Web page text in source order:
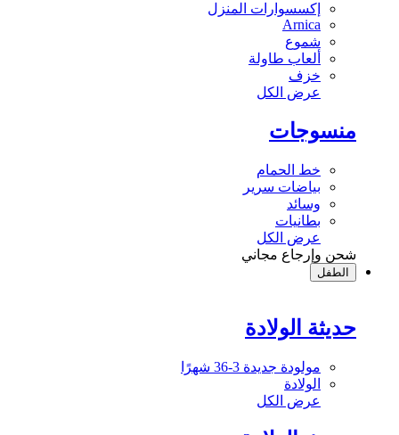
إكسسوارات المنزل
Arnica
شموع
ألعاب طاولة
خزف
عرض الكل
منسوجات
خط الحمام
بياضات سرير
وسائد
بطانيات
عرض الكل
شحن وإرجاع مجاني
الطفل
حديثة الولادة
مولودة جديدة 3-36 شهرًا
الولادة
عرض الكل